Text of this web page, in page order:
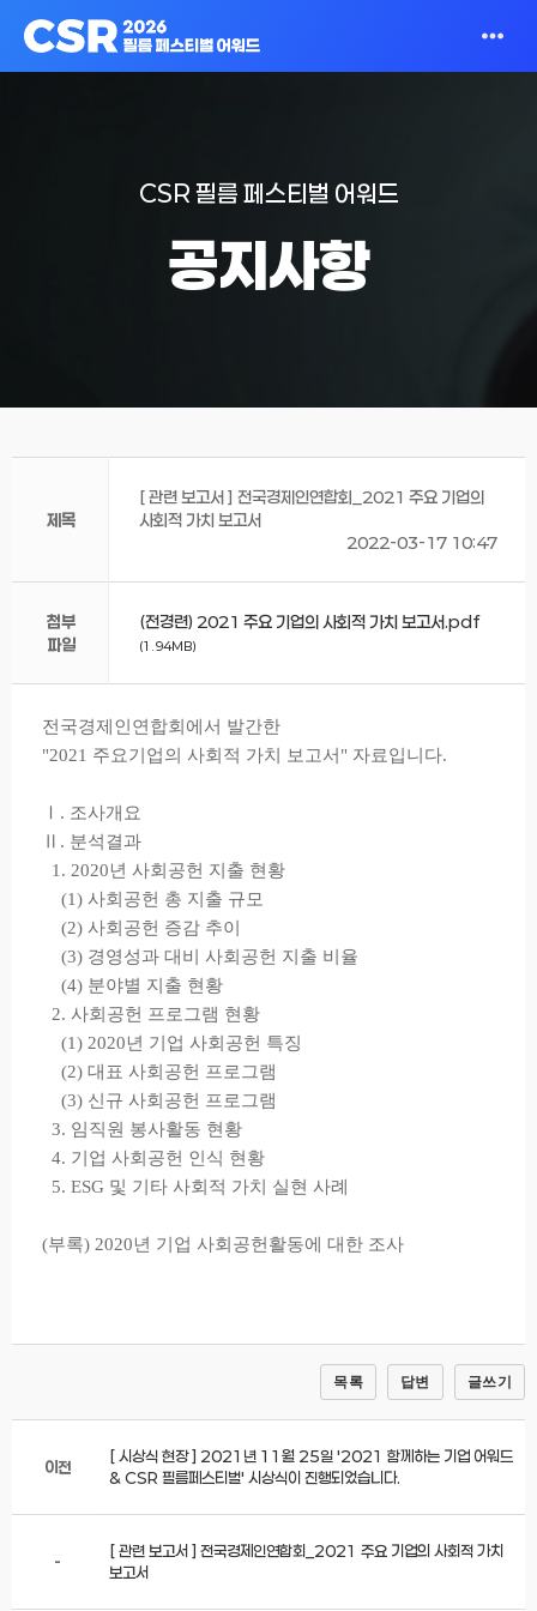
CSR 필름 페스티벌 어워드
공지사항
제목
[ 관련 보고서 ] 전국경제인연합회_2021 주요 기업의
사회적 가치 보고서
2022-03-17 10:47
첨부
파일
(전경련) 2021 주요 기업의 사회적 가치 보고서.pdf
(1.94MB)
전국경제인연합회에서 발간한
"2021 주요기업의 사회적 가치 보고서" 자료입니다.
Ⅰ. 조사개요
Ⅱ. 분석결과
1. 2020년 사회공헌 지출 현황
(1) 사회공헌 총 지출 규모
(2) 사회공헌 증감 추이
(3) 경영성과 대비 사회공헌 지출 비율
(4) 분야별 지출 현황
2. 사회공헌 프로그램 현황
(1) 2020년 기업 사회공헌 특징
(2) 대표 사회공헌 프로그램
(3) 신규 사회공헌 프로그램
3. 임직원 봉사활동 현황
4. 기업 사회공헌 인식 현황
5. ESG 및 기타 사회적 가치 실현 사례
(부록) 2020년 기업 사회공헌활동에 대한 조사
목록 답변 글쓰기
이전
[ 시상식 현장 ] 2021년 11월 25일 '2021 함께하는 기업 어워드
& CSR 필름페스티벌' 시상식이 진행되었습니다.
-
[ 관련 보고서 ] 전국경제인연합회_2021 주요 기업의 사회적 가치
보고서